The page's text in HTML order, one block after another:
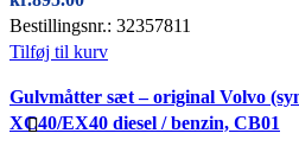
Bestillingsnr.: 32357811
Tilføj til kurv
Gulvmåtter sæt – original Volvo
XC40/EX40 diesel / benzin, CB01